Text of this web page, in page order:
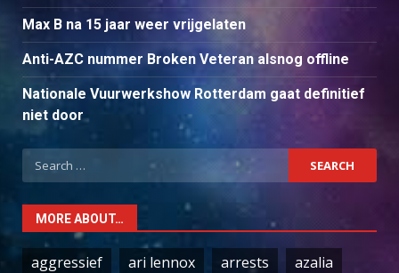
Max B na 15 jaar weer vrijgelaten
Anti-AZC nummer Broken Veteran alsnog offline
Nationale Vuurwerkshow Rotterdam gaat definitief
niet door
Search
for:
MORE ABOUT…
aggressief ari lennox arrests
azalia